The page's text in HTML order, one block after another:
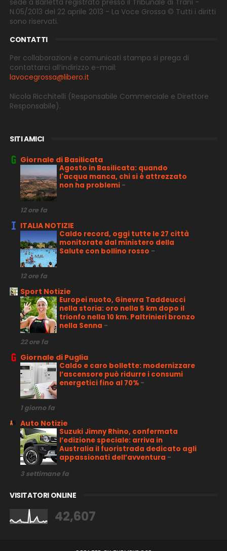
sede a Barletta registrato presso il Tribunale di Trani -
N.05/2013 del 22 aprile 2013 - La Voce Grossa © Tutti i diritti
sono riservati.
CONTATTI
Per collaborazioni e comunicati stampa si prega di
contattarci all’indirizzo e-mail:
lavocegrossa@libero.it
Nicola Ricchitelli (Responsabile Commerciale e Direttore
Responsabile).
SITI AMICI
Giornale di Basilicata
Agosto in Basilicata: quando
l'acqua manca, chi si è attrezzato
non ha problemi -
12 ore fa
ITALIA NOTIZIE
Caldo record, oggi tutte le 27 città
monitorate dal ministero della
Salute con bollino rosso -
12 ore fa
Sport Notizie
Europei nuoto, Ginevra Taddeucci
nella storia: oro nella 5 km dopo il
trionfo nella 10 km. Paltrinieri bronzo
nella Senna -
22 ore fa
Giornale di Puglia
Caldo e caro bollette: modernizzare
l’ascensore può ridurre i consumi
energetici fino al 70% -
1 giorno fa
Auto Notizie
Suzuki Jimny Rhino, confermata
l’edizione speciale: arriva in
Australia il fuoristrada dedicato agli
appassionati dell’avventura -
3 settimane fa
VISITATORI ONLINE
42,607